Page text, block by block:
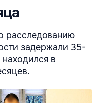
расследованию
задержали 35-
в